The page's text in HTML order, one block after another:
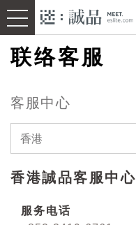
联络客服
客服中心
香港
香港誠品客服中心
服务电话